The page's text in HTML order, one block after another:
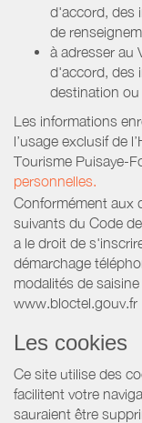
d'accord, des
de
à adresser au
d'accord, des
destination
Les informations
l’usage exclusif de
Tourisme Puisaye-
personnelles.
Conformément aux
suivants du Code
a le droit de
démarchage
modalités de
www.bloctel.gouv.fr
Les cookies
Ce site utilise des
facilitent votre
sauraient être